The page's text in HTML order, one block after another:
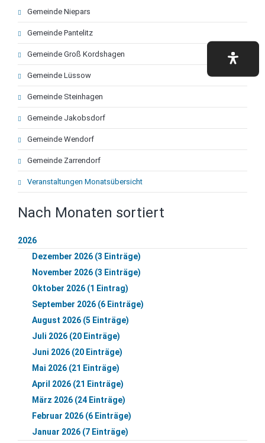
Navigation
überspringen
Gemeinde Niepars
Gemeinde Pantelitz
Gemeinde Groß Kordshagen
Gemeinde Lüssow
Gemeinde Steinhagen
Gemeinde Jakobsdorf
Gemeinde Wendorf
Gemeinde Zarrendorf
Veranstaltungen Monatsübersicht
Nach Monaten sortiert
2026
Dezember 2026 (3 Einträge)
November 2026 (3 Einträge)
Oktober 2026 (1 Eintrag)
September 2026 (6 Einträge)
August 2026 (5 Einträge)
Juli 2026 (20 Einträge)
Juni 2026 (20 Einträge)
Mai 2026 (21 Einträge)
April 2026 (21 Einträge)
März 2026 (24 Einträge)
Februar 2026 (6 Einträge)
Januar 2026 (7 Einträge)